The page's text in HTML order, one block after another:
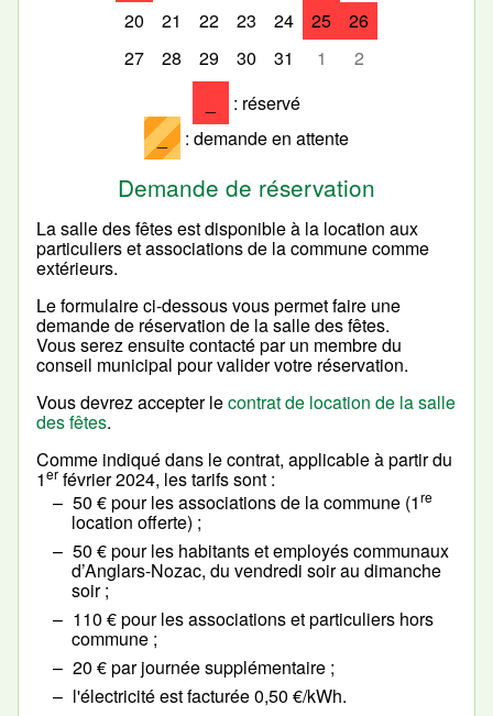
: réservé
_ : demande en attente
20
21 22 23 24 25
26
27
28 29 30 31 1 2
Demande de réservation
La salle des fêtes est disponible à la location aux
particuliers et associations de la commune comme
extérieurs.
Le formulaire ci-dessous vous permet faire une
demande de réservation de la salle des fêtes.
Vous serez ensuite contacté par un membre du
conseil municipal pour valider votre réservation.
Vous devrez accepter lecontrat de location de la salle
des fêtes.
Comme indiqué dans le contrat, applicable à partir du
1er février 2024, les tarifs sont :
50 € pour les associations de la commune (1re
location offerte) ;
50 € pour les habitants et employés communaux
d’Anglars-Nozac, du vendredi soir au dimanche
soir ;
110 € pour les associations et particuliers hors
commune ;
20 € par journée supplémentaire ;
l'électricité est facturée 0,50 €/kWh.